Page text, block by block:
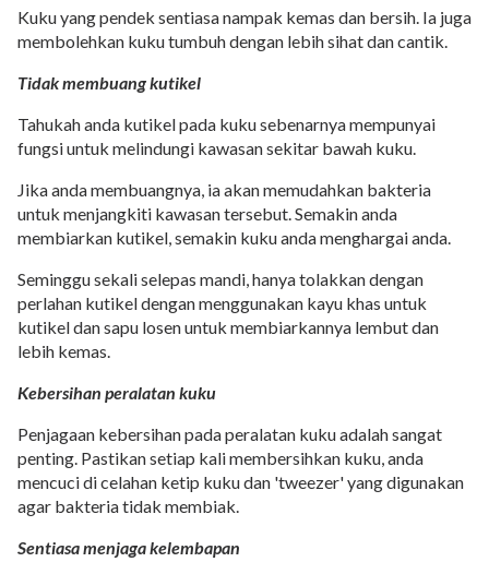
Kuku yang pendek sentiasa nampak kemas dan bersih. Ia juga
membolehkan kuku tumbuh dengan lebih sihat dan cantik.
Tidak membuang kutikel
Tahukah anda kutikel pada kuku sebenarnya mempunyai
fungsi untuk melindungi kawasan sekitar bawah kuku.
Jika anda membuangnya, ia akan memudahkan bakteria
untuk menjangkiti kawasan tersebut. Semakin anda
membiarkan kutikel, semakin kuku anda menghargai anda.
Seminggu sekali selepas mandi, hanya tolakkan dengan
perlahan kutikel dengan menggunakan kayu khas untuk
kutikel dan sapu losen untuk membiarkannya lembut dan
lebih kemas.
Kebersihan peralatan kuku
Penjagaan kebersihan pada peralatan kuku adalah sangat
penting. Pastikan setiap kali membersihkan kuku, anda
mencuci di celahan ketip kuku dan 'tweezer' yang digunakan
agar bakteria tidak membiak.
Sentiasa menjaga kelembapan